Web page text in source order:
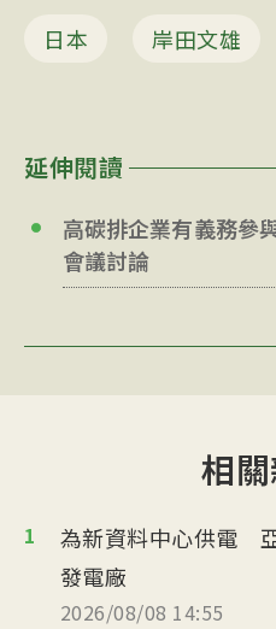
日本 岸田文雄
延伸閱讀
高碳排企業有義務參
會議討論
相
1
為新資料中心供電
發電廠
2026/08/08 14:55